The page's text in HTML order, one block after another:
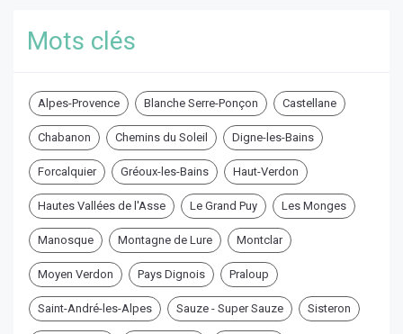
Mots clés
Alpes-Provence Blanche Serre-Ponçon Castellane
Chabanon Chemins du Soleil Digne-les-Bains
Forcalquier Gréoux-les-Bains Haut-Verdon
Hautes Vallées de l'Asse Le Grand Puy Les Monges
Manosque Montagne de Lure Montclar
Moyen Verdon Pays Dignois Praloup
Saint-André-les-Alpes Sauze - Super Sauze Sisteron